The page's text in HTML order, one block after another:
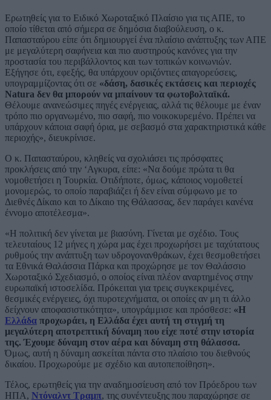
Ερωτηθείς για το Ειδικό Χωροταξικό Πλαίσιο για τις ΑΠΕ, το
οποίο τίθεται από σήμερα σε δημόσια διαβούλευση, ο κ.
Παπασταύρου είπε ότι δημιουργεί ένα πλαίσιο ανάπτυξης των ΑΠΕ
με μεγαλύτερη σαφήνεια και πιο αυστηρούς κανόνες για την
προστασία του περιβάλλοντος και των τοπικών κοινωνιών.
Εξήγησε ότι, εφεξής, θα υπάρχουν οριζόντιες απαγορεύσεις,
υπογραμμίζοντας ότι σε «δάση, δασικές εκτάσεις και περιοχές
Natura δεν θα μπορούν να μπαίνουν τα φωτοβολταϊκά.
Θέλουμε ανανεώσιμες πηγές ενέργειας, αλλά τις θέλουμε με έναν
τρόπο πιο οργανωμένο, πιο σαφή, πιο νοικοκυρεμένο. Πρέπει να
υπάρχουν κάποια σαφή όρια, με σεβασμό στα χαρακτηριστικά κάθε
περιοχής», διευκρίνισε.
Ο κ. Παπασταύρου, κληθείς να σχολιάσει τις πρόσφατες
προκλήσεις από την ‘Αγκυρα, είπε: «Να δούμε πρώτα τι θα
νομοθετήσει η Τουρκία. Οτιδήποτε, όμως, κάποιος νομοθετεί
μονομερώς, το οποίο παραβιάζει ή δεν είναι σύμφωνο με το
Διεθνές Δίκαιο και το Δίκαιο της Θάλασσας, δεν παράγει κανένα
έννομο αποτέλεσμα».
«Η πολιτική δεν γίνεται με βιασύνη. Γίνεται με σχέδιο. Τους
τελευταίους 12 μήνες η χώρα μας έχει προχωρήσει με ταχύτατους
ρυθμούς την ανάπτυξη των υδρογονανθράκων, έχει θεσμοθετήσει
τα Εθνικά Θαλάσσια Πάρκα και προχώρησε με τον Θαλάσσιο
Χωροταξικό Σχεδιασμό, ο οποίος είναι πλέον αναρτημένος στην
ευρωπαϊκή ιστοσελίδα. Πρόκειται για τρεις συγκεκριμένες,
θεσμικές ενέργειες, όχι πυροτεχνήματα, οι οποίες αν μη τι άλλο
δείχνουν αποφασιστικότητα», υπογράμμισε και πρόσθεσε: «Η
Ελλάδα προχωράει, η Ελλάδα έχει αυτή τη στιγμή τη
μεγαλύτερη αποτρεπτική δύναμη που είχε ποτέ στην ιστορία
της. Έχουμε δύναμη στον αέρα και δύναμη στη θάλασσα.
Όμως, αυτή η δύναμη ασκείται πάντα στο πλαίσιο του διεθνούς
δικαίου. Προχωρούμε με σχέδιο και αυτοπεποίθηση».
Τέλος, ερωτηθείς για την αναδημοσίευση από τον Πρόεδρου των
ΗΠΑ, Ντόναλντ Τραμπ, της συνέντευξης που παραχώρησε σε